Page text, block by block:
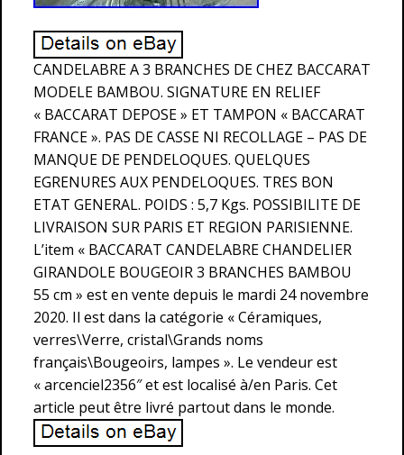
CANDELABRE A 3 BRANCHES DE CHEZ BACCARAT
MODELE BAMBOU. SIGNATURE EN RELIEF
« BACCARAT DEPOSE » ET TAMPON « BACCARAT
FRANCE ». PAS DE CASSE NI RECOLLAGE – PAS DE
MANQUE DE PENDELOQUES. QUELQUES
EGRENURES AUX PENDELOQUES. TRES BON
ETAT GENERAL. POIDS : 5,7 Kgs. POSSIBILITE DE
LIVRAISON SUR PARIS ET REGION PARISIENNE.
L’item « BACCARAT CANDELABRE CHANDELIER
GIRANDOLE BOUGEOIR 3 BRANCHES BAMBOU
55 cm » est en vente depuis le mardi 24 novembre
2020. Il est dans la catégorie « Céramiques,
verres\Verre, cristal\Grands noms
français\Bougeoirs, lampes ». Le vendeur est
« arcenciel2356″ et est localisé à/en Paris. Cet
article peut être livré partout dans le monde.